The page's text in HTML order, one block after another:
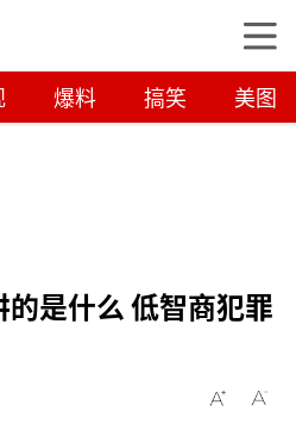
爆料 搞笑 美图
的是什么 低智商犯罪